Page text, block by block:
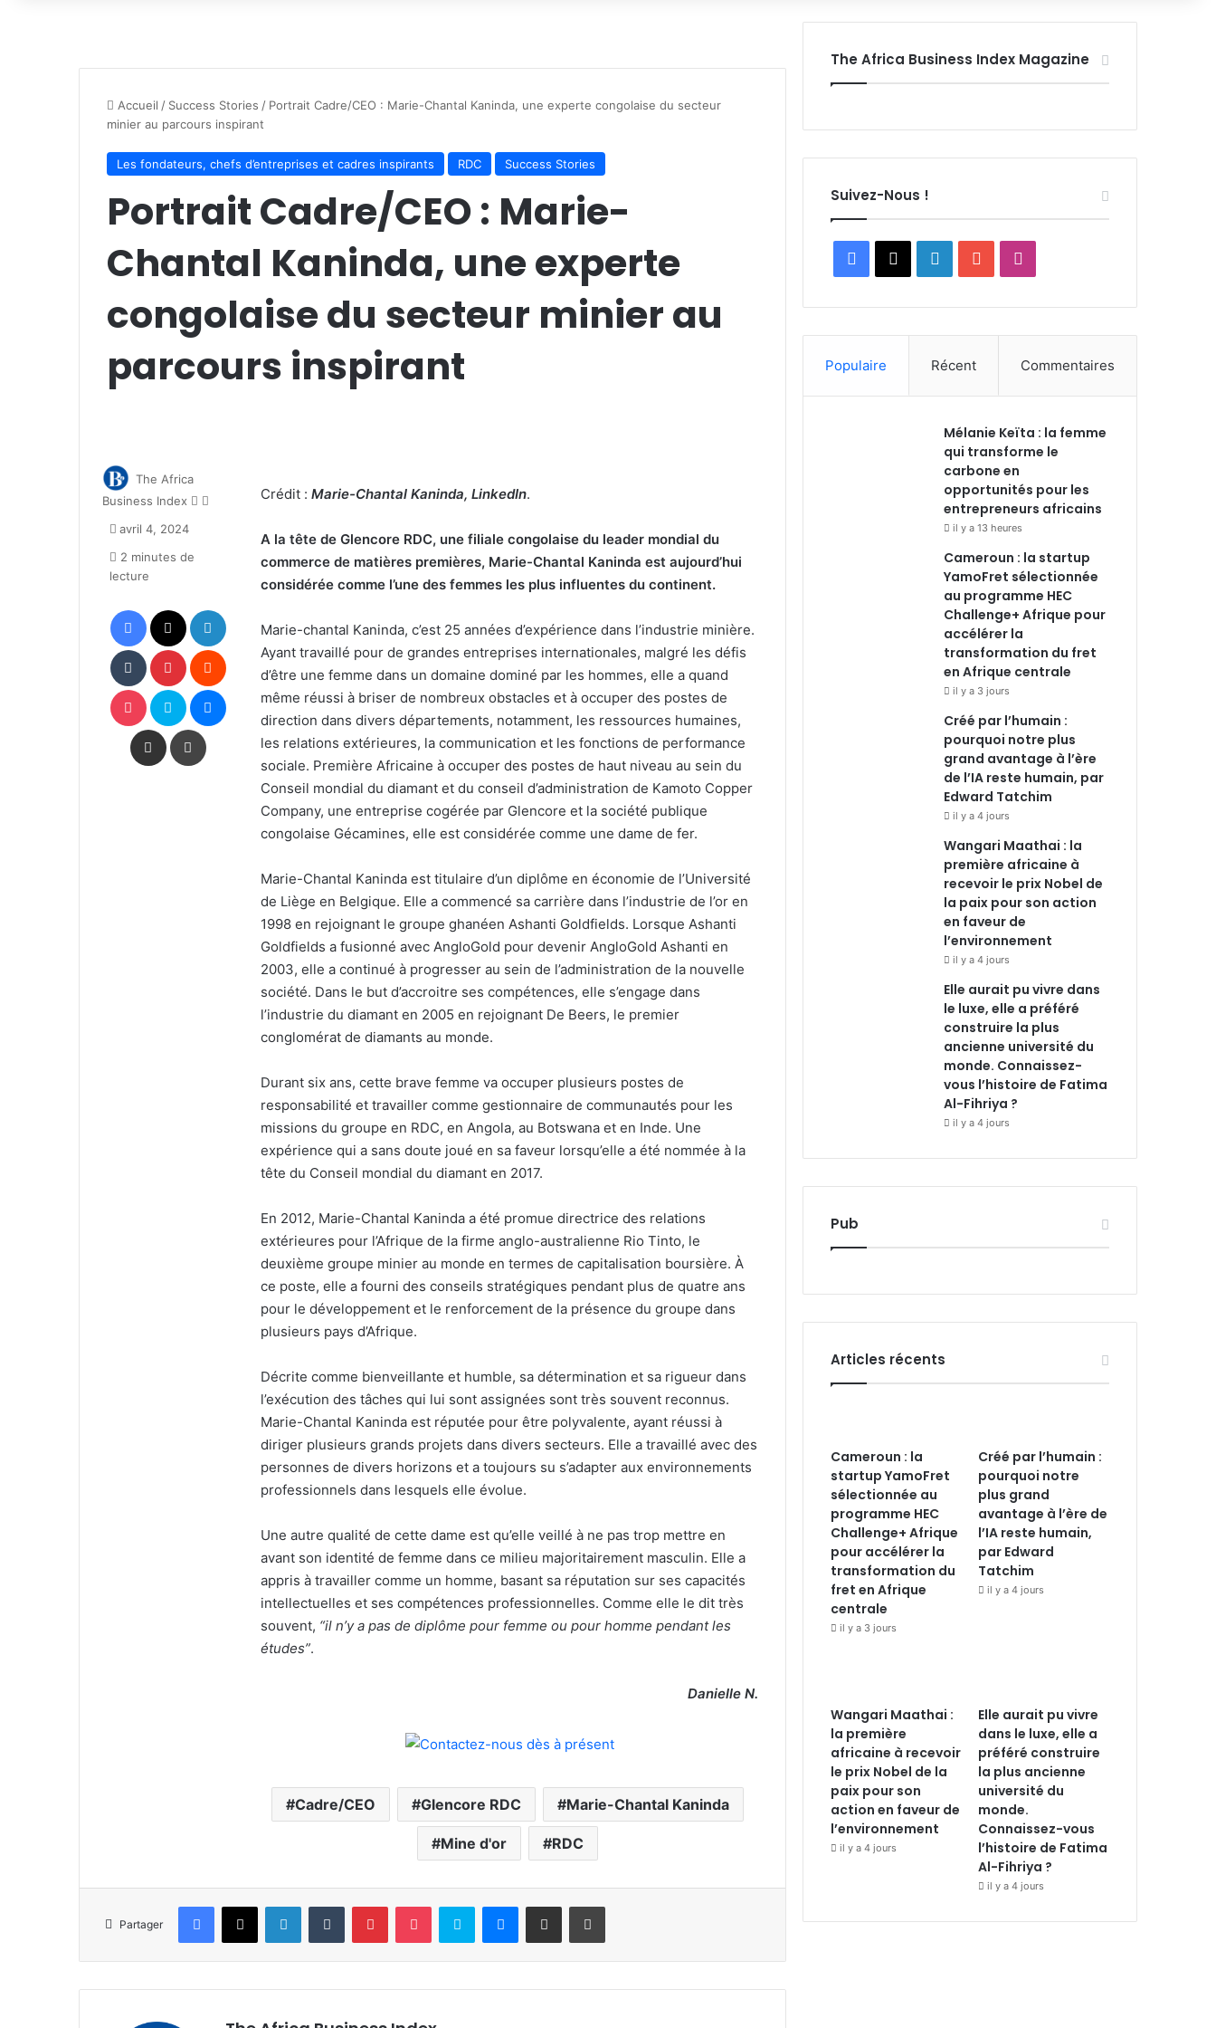
Accueil / Success Stories / Portrait Cadre/CEO : Marie-Chantal Kaninda, une experte congolaise du secteur
minier au parcours inspirant
Les fondateurs, chefs d’entreprises et cadres inspirants RDC Success Stories
Portrait Cadre/CEO : Marie-
Chantal Kaninda, une experte
congolaise du secteur minier au
parcours inspirant
Crédit : Marie-Chantal Kaninda, LinkedIn.
A la tête de Glencore RDC, une filiale congolaise du leader mondial du
commerce de matières premières, Marie-Chantal Kaninda est aujourd’hui
considérée comme l’une des femmes les plus influentes du continent.
Marie-chantal Kaninda, c’est 25 années d’expérience dans l’industrie minière.
Ayant travaillé pour de grandes entreprises internationales, malgré les défis
d’être une femme dans un domaine dominé par les hommes, elle a quand
même réussi à briser de nombreux obstacles et à occuper des postes de
direction dans divers départements, notamment, les ressources humaines,
les relations extérieures, la communication et les fonctions de performance
sociale. Première Africaine à occuper des postes de haut niveau au sein du
Conseil mondial du diamant et du conseil d’administration de Kamoto Copper
Company, une entreprise cogérée par Glencore et la société publique
congolaise Gécamines, elle est considérée comme une dame de fer.
Marie-Chantal Kaninda est titulaire d’un diplôme en économie de l’Université
de Liège en Belgique. Elle a commencé sa carrière dans l’industrie de l’or en
1998 en rejoignant le groupe ghanéen Ashanti Goldfields. Lorsque Ashanti
Goldfields a fusionné avec AngloGold pour devenir AngloGold Ashanti en
2003, elle a continué à progresser au sein de l’administration de la nouvelle
société. Dans le but d’accroitre ses compétences, elle s’engage dans
l’industrie du diamant en 2005 en rejoignant De Beers, le premier
conglomérat de diamants au monde.
Durant six ans, cette brave femme va occuper plusieurs postes de
responsabilité et travailler comme gestionnaire de communautés pour les
missions du groupe en RDC, en Angola, au Botswana et en Inde. Une
expérience qui a sans doute joué en sa faveur lorsqu’elle a été nommée à la
tête du Conseil mondial du diamant en 2017.
En 2012, Marie-Chantal Kaninda a été promue directrice des relations
extérieures pour l’Afrique de la firme anglo-australienne Rio Tinto, le
deuxième groupe minier au monde en termes de capitalisation boursière. À
ce poste, elle a fourni des conseils stratégiques pendant plus de quatre ans
pour le développement et le renforcement de la présence du groupe dans
plusieurs pays d’Afrique.
Décrite comme bienveillante et humble, sa détermination et sa rigueur dans
l’exécution des tâches qui lui sont assignées sont très souvent reconnus.
Marie-Chantal Kaninda est réputée pour être polyvalente, ayant réussi à
diriger plusieurs grands projets dans divers secteurs. Elle a travaillé avec des
personnes de divers horizons et a toujours su s’adapter aux environnements
professionnels dans lesquels elle évolue.
Une autre qualité de cette dame est qu’elle veillé à ne pas trop mettre en
avant son identité de femme dans ce milieu majoritairement masculin. Elle a
appris à travailler comme un homme, basant sa réputation sur ses capacités
intellectuelles et ses compétences professionnelles. Comme elle le dit très
souvent, “il n’y a pas de diplôme pour femme ou pour homme pendant les
études”.
Danielle N.
Cadre/CEO Glencore RDC Marie-Chantal Kaninda
Mine d'or RDC
The Africa
Business Index
Follow
avril 4, 2024
2 minutes de
lecture
Facebook
Tumblr Pinterest
Pocket Skype Messenger
Partager par email Imprimer
Partager
Facebook
X LinkedinTumblr PinterestPocket Skype Messenger
Partager par email Imprimer
The Africa Business Index Magazine
Suivez-Nous !
Facebook
X LinkedinYouTube
Populaire Récent Commentaires
Mélanie Keïta : la femme
qui transforme le
carbone en
opportunités pour les
entrepreneurs africains
il y a 13 heures
Cameroun : la startup
YamoFret sélectionnée
au programme HEC
Challenge+ Afrique pour
accélérer la
transformation du fret
en Afrique centrale
il y a 3 jours
Créé par l’humain :
pourquoi notre plus
grand avantage à l’ère
de l’IA reste humain, par
Edward Tatchim
il y a 4 jours
Wangari Maathai : la
première africaine à
recevoir le prix Nobel de
la paix pour son action
en faveur de
l’environnement
il y a 4 jours
Elle aurait pu vivre dans
le luxe, elle a préféré
construire la plus
ancienne université du
monde. Connaissez-
vous l’histoire de Fatima
Al-Fihriya ?
il y a 4 jours
Pub
Articles récents
Cameroun : la
startup YamoFret
sélectionnée au
programme HEC
Challenge+ Afrique
pour accélérer la
transformation du
fret en Afrique
centrale
il y a 3 jours
Créé par l’humain :
pourquoi notre
plus grand
avantage à l’ère de
l’IA reste humain,
par Edward
Tatchim
il y a 4 jours
Wangari Maathai :
la première
africaine à recevoir
le prix Nobel de la
paix pour son
action en faveur de
l’environnement
il y a 4 jours
Elle aurait pu vivre
dans le luxe, elle a
préféré construire
la plus ancienne
université du
monde.
Connaissez-vous
l’histoire de Fatima
Al-Fihriya ?
il y a 4 jours